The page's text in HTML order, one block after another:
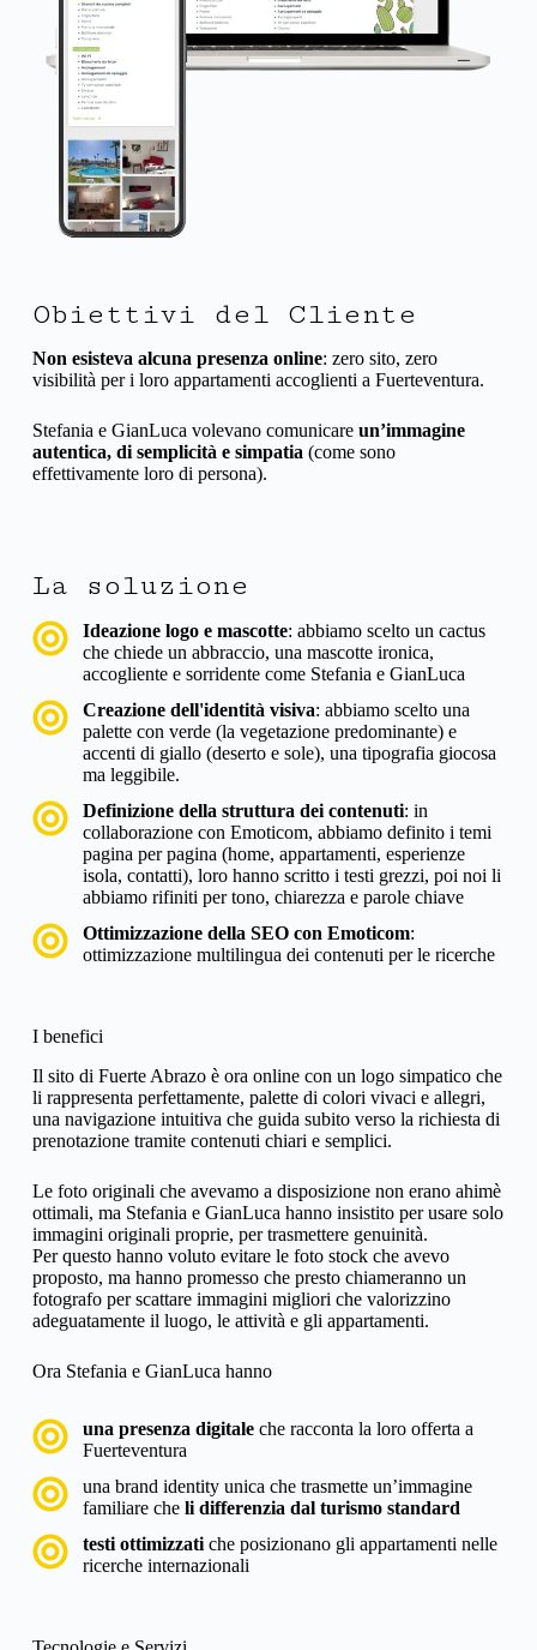
Obiettivi del Cliente
Non esisteva alcuna presenza online: zero sito, zero
visibilità per i loro appartamenti accoglienti a Fuerteventura.
Stefania e GianLuca volevano comunicare un’immagine
autentica, di semplicità e simpatia (come sono
effettivamente loro di persona).
La soluzione
Ideazione logo e mascotte: abbiamo scelto un cactus
che chiede un abbraccio, una mascotte ironica,
accogliente e sorridente come Stefania e GianLuca
Creazione dell'identità visiva: abbiamo scelto una
palette con verde (la vegetazione predominante) e
accenti di giallo (deserto e sole), una tipografia giocosa
ma leggibile.
Definizione della struttura dei contenuti: in
collaborazione con Emoticom, abbiamo definito i temi
pagina per pagina (home, appartamenti, esperienze
isola, contatti), loro hanno scritto i testi grezzi, poi noi li
abbiamo rifiniti per tono, chiarezza e parole chiave
Ottimizzazione della SEO con Emoticom:
ottimizzazione multilingua dei contenuti per le ricerche
I benefici
Il sito di Fuerte Abrazo è ora online con un logo simpatico che
li rappresenta perfettamente, palette di colori vivaci e allegri,
una navigazione intuitiva che guida subito verso la richiesta di
prenotazione tramite contenuti chiari e semplici.
Le foto originali che avevamo a disposizione non erano ahimè
ottimali, ma Stefania e GianLuca hanno insistito per usare solo
immagini originali proprie, per trasmettere genuinità.
Per questo hanno voluto evitare le foto stock che avevo
proposto, ma hanno promesso che presto chiameranno un
fotografo per scattare immagini migliori che valorizzino
adeguatamente il luogo, le attività e gli appartamenti.
Ora Stefania e GianLuca hanno
una presenza digitale che racconta la loro offerta a
Fuerteventura
una brand identity unica che trasmette un’immagine
familiare cheli differenzia dal turismo standard
testi ottimizzatiche posizionano gli appartamenti nelle
ricerche internazionali